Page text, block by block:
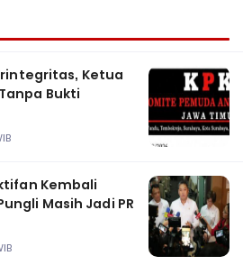
Ketua
Bukti
Kembali
Masih Jadi PR